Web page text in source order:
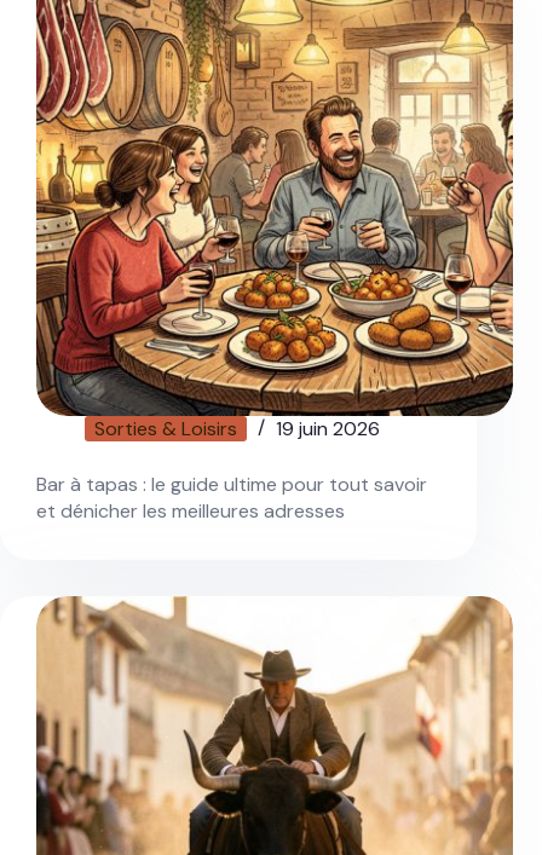
Sorties & Loisirs 19 juin 2026
Bar à tapas : le guide ultime pour tout savoir
et dénicher les meilleures adresses